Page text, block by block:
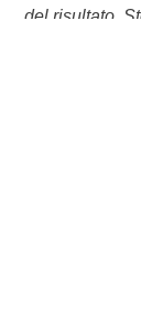
del risultato.